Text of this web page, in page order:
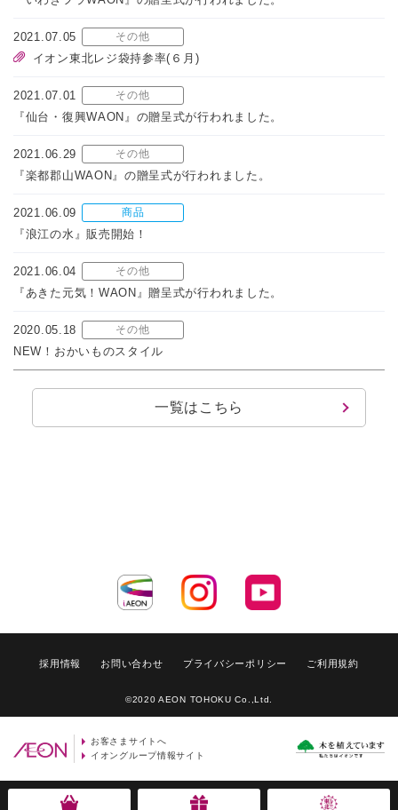
2021.07.05 その他
イオン東北レジ袋持参率(６月)
2021.07.01 その他
『仙台・復興WAON』の贈呈式が行われました。
2021.06.29 その他
『楽都郡山WAON』の贈呈式が行われました。
2021.06.09 商品
『浪江の水』販売開始！
2021.06.04 その他
『あきた元気！WAON』贈呈式が行われました。
2020.05.18 その他
NEW！おかいものスタイル
一覧はこちら
採用情報 お問い合わせ プライバシーポリシー ご利用規約
©2020 AEON TOHOKU Co.,Ltd.
お客さまサイトへ
イオングループ情報サイト